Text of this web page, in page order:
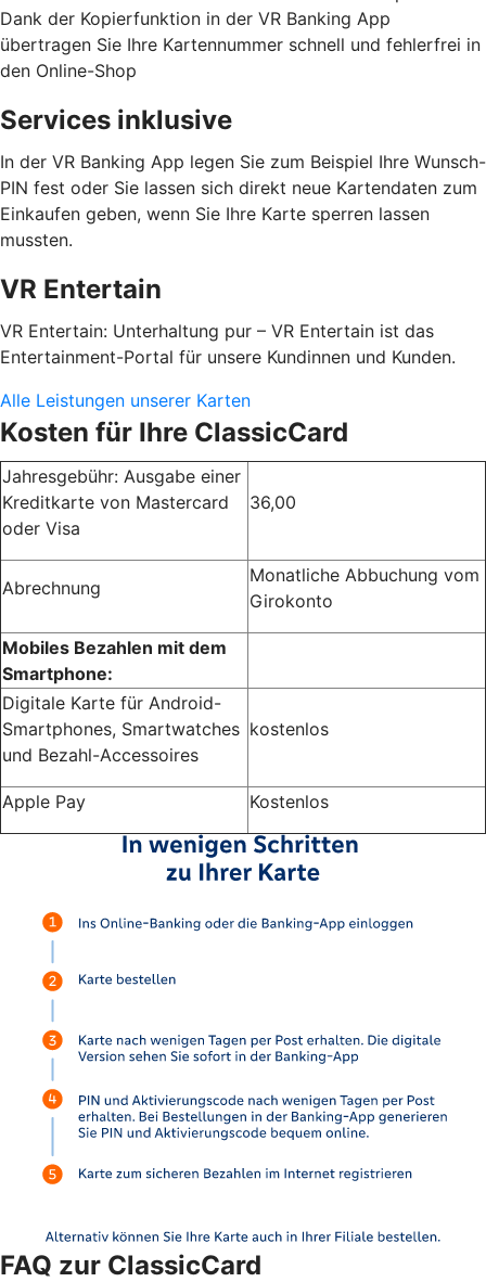
Dank der Kopierfunktion in der VR Banking App
übertragen Sie Ihre Kartennummer schnell und fehlerfrei in
den Online-Shop
Services inklusive
In der VR Banking App legen Sie zum Beispiel Ihre Wunsch-
PIN fest oder Sie lassen sich direkt neue Kartendaten zum
Einkaufen geben, wenn Sie Ihre Karte sperren lassen
mussten.
VR Entertain
VR Entertain: Unterhaltung pur – VR Entertain ist das
Entertainment-Portal für unsere Kundinnen und Kunden.
Alle Leistungen unserer Karten
Kosten für Ihre ClassicCard
Jahresgebühr: Ausgabe einer
Kreditkarte von Mastercard
oder Visa
36,00
Abrechnung
Monatliche Abbuchung vom
Girokonto
Mobiles Bezahlen mit dem
Smartphone:
Digitale Karte für Android-
Smartphones, Smartwatches
und Bezahl-Accessoires
kostenlos
Apple Pay Kostenlos
FAQ zur ClassicCard